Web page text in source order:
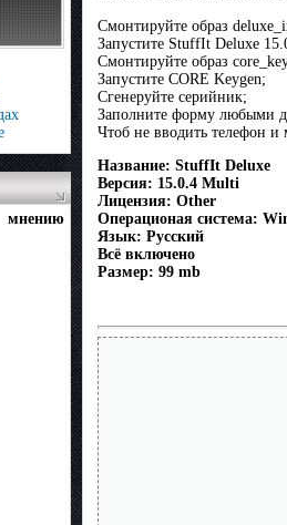
Смонтируйте образ
Запустите StuffIt Deluxe
Смонтируйте образ
Запустите CORE Keygen;
Сгенеруйте серийник;
Заполните форму любыми
Чтоб не вводить телефон
Название: StuffIt Deluxe
Версия: 15.0.4 Multi
Лицензия: Other
Операционая система:
Язык: Русский
Всё включено
Размер: 99 mb